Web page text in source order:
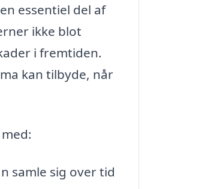
essentiel del af
ikke blot
i fremtiden.
kan tilbyde, når
samle sig over tid